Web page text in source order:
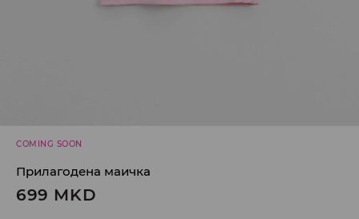
COMING SOON
Прилагодена маичка
699 MKD